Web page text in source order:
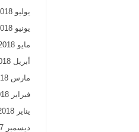
يوليو 2018
يونيو 2018
مايو 2018
أبريل 2018
مارس 2018
فبراير 2018
يناير 2018
ديسمبر 2017